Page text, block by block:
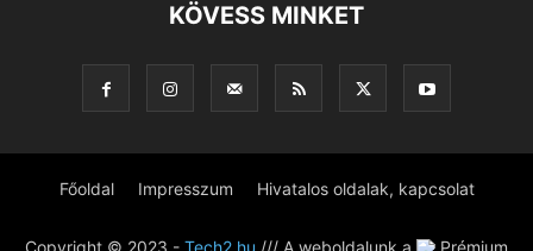
KÖVESS MINKET
Főoldal Impresszum Hivatalos oldalak, kapcsolat